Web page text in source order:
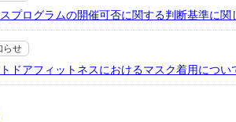
プログラムの開催可否に関する判断基準に関
らせ
ドアフィットネスにおけるマスク着用につい